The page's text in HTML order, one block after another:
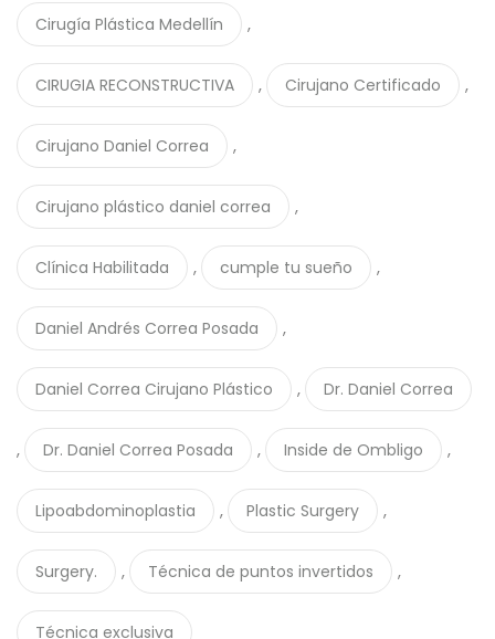
Cirugía Plástica Medellín ,
CIRUGIA RECONSTRUCTIVA , Cirujano Certificado ,
Cirujano Daniel Correa ,
Cirujano plástico daniel correa ,
Clínica Habilitada , cumple tu sueño ,
Daniel Andrés Correa Posada ,
Daniel Correa Cirujano Plástico , Dr. Daniel Correa
, Dr. Daniel Correa Posada , Inside de Ombligo ,
Lipoabdominoplastia , Plastic Surgery ,
Surgery. , Técnica de puntos invertidos ,
Técnica exclusiva